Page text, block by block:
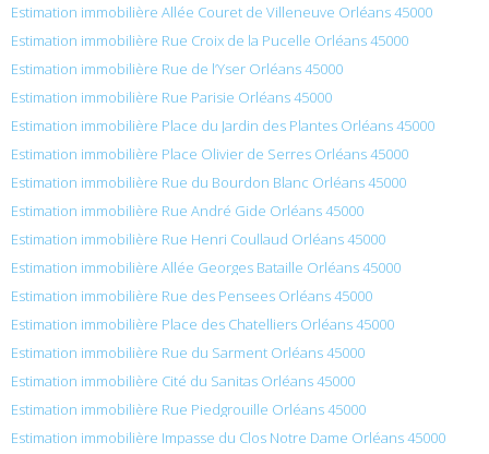
Estimation immobilière Allée Couret de Villeneuve Orléans 45000
Estimation immobilière Rue Croix de la Pucelle Orléans 45000
Estimation immobilière Rue de l’Yser Orléans 45000
Estimation immobilière Rue Parisie Orléans 45000
Estimation immobilière Place du Jardin des Plantes Orléans 45000
Estimation immobilière Place Olivier de Serres Orléans 45000
Estimation immobilière Rue du Bourdon Blanc Orléans 45000
Estimation immobilière Rue André Gide Orléans 45000
Estimation immobilière Rue Henri Coullaud Orléans 45000
Estimation immobilière Allée Georges Bataille Orléans 45000
Estimation immobilière Rue des Pensees Orléans 45000
Estimation immobilière Place des Chatelliers Orléans 45000
Estimation immobilière Rue du Sarment Orléans 45000
Estimation immobilière Cité du Sanitas Orléans 45000
Estimation immobilière Rue Piedgrouille Orléans 45000
Estimation immobilière Impasse du Clos Notre Dame Orléans 45000